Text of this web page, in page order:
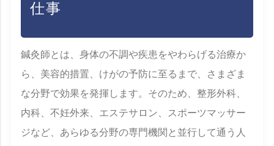
仕事
鍼灸師とは、身体の不調や疾患をやわらげる治療か
ら、美容的措置、けがの予防に至るまで、さまざま
な分野で効果を発揮します。そのため、整形外科、
内科、不妊外来、エステサロン、スポーツマッサー
ジなど、あらゆる分野の専門機関と並行して通う人